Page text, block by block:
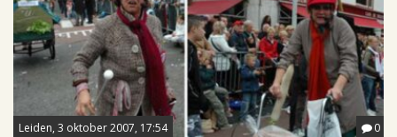
Leiden, 3 oktober 2007, 17:54 0